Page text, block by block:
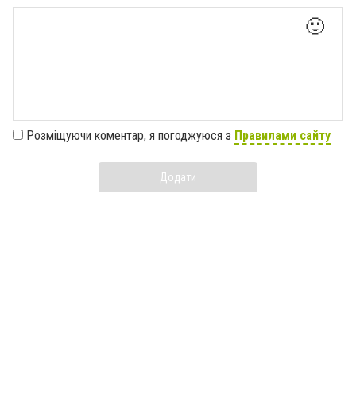
🙂
Розміщуючи коментар, я погоджуюся з Правилами сайту
Додати